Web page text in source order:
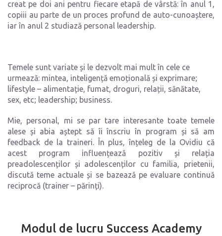
creat pe doi ani pentru fiecare etapă de vârstă: în anul 1,
copiii au parte de un proces profund de auto-cunoaștere,
iar în anul 2 studiază personal leadership.
Temele sunt variate și le dezvolt mai mult în cele ce
urmează: mintea, inteligență emoțională și exprimare;
lifestyle – alimentație, fumat, droguri, relații, sănătate,
sex, etc; leadership; business.
Mie, personal, mi se par tare interesante toate temele
alese și abia aștept să îi înscriu în program și să am
feedback de la traineri. În plus, înțeleg de la Ovidiu că
acest program influențează pozitiv și relația
preadolescenților și adolescenților cu familia, prietenii,
discută teme actuale și se bazează pe evaluare continuă
reciprocă (trainer – părinți).
Modul de lucru Success Academy